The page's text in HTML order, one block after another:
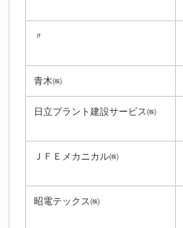
〃
青木㈱
日立プラント建設サービス㈱
ＪＦＥメカニカル㈱
昭電テックス㈱